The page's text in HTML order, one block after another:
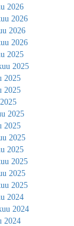
2026
2026
2026
2026
2025
2025
2025
2025
2025
2025
2025
2025
2025
2025
2025
2024
2024
2024